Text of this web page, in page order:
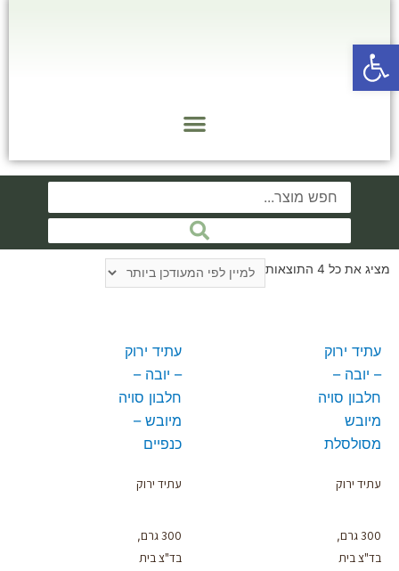
פתח סרגל נגישות
מציג את כל 4 התוצאות
עתיד ירוק
– יובה –
חלבון סויה
מיובש
מסולסלת
עתיד ירוק
300 גרם ,
בד"צ בית
עתיד ירוק
– יובה –
חלבון סויה
מיובש –
כנפיים
עתיד ירוק
300 גרם ,
בד"צ בית